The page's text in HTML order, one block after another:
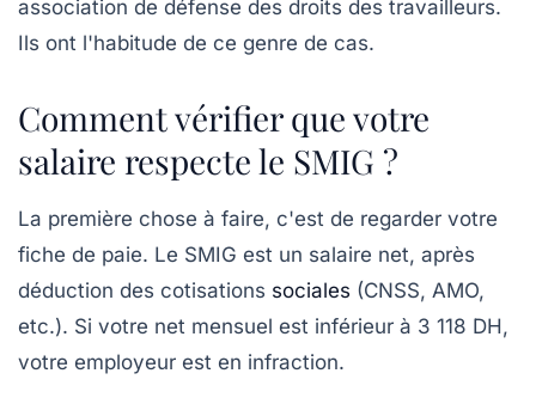
association de défense des droits des travailleurs.
Ils ont l'habitude de ce genre de cas.
Comment vérifier que votre
salaire respecte le SMIG ?
La première chose à faire, c'est de regarder votre
fiche de paie. Le SMIG est un salaire net, après
déduction des cotisations sociales (CNSS, AMO,
etc.). Si votre net mensuel est inférieur à 3 118 DH,
votre employeur est en infraction.